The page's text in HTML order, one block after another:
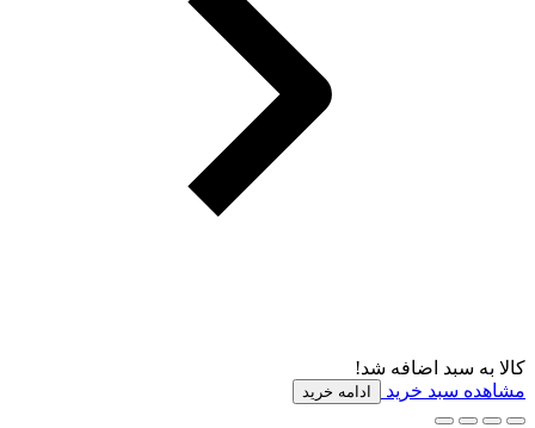
کالا به سبد اضافه شد!
مشاهده سبد خرید
ادامه خرید